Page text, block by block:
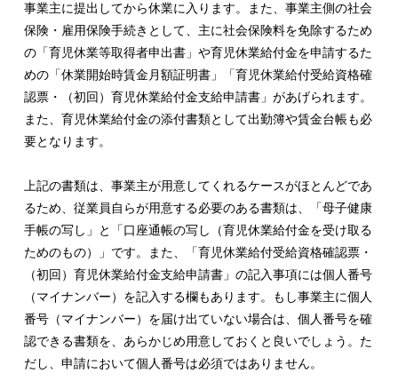
事業主に提出してから休業に入ります。また、事業主側の社会
保険・雇用保険手続きとして、主に社会保険料を免除するため
の「育児休業等取得者申出書」や育児休業給付金を申請するた
めの「休業開始時賃金月額証明書」「育児休業給付受給資格確
認票・（初回）育児休業給付金支給申請書」があげられます。
また、育児休業給付金の添付書類として出勤簿や賃金台帳も必
要となります。
上記の書類は、事業主が用意してくれるケースがほとんどであ
るため、従業員自らが用意する必要のある書類は、「母子健康
手帳の写し」と「口座通帳の写し（育児休業給付金を受け取る
ためのもの）」です。また、「育児休業給付受給資格確認票・
（初回）育児休業給付金支給申請書」の記入事項には個人番号
（マイナンバー）を記入する欄もあります。もし事業主に個人
番号（マイナンバー）を届け出ていない場合は、個人番号を確
認できる書類を、あらかじめ用意しておくと良いでしょう。た
だし、申請において個人番号は必須ではありません。